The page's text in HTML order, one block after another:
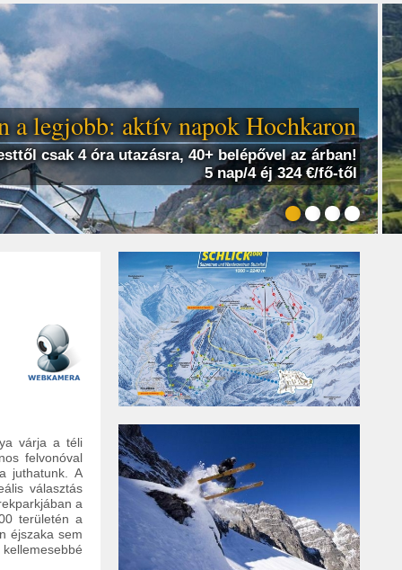
a legjobb: aktív napok Hochkaron
csak 4 óra utazásra, 40+ belépővel az árban!
5 nap/4 éj 324 €/fő-től
várja a téli
felvonóval
juthatunk. A
választás
a
területén a
éjszaka sem